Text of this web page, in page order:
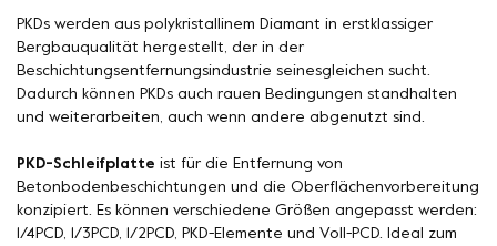
PKDs werden aus polykristallinem Diamant in erstklassiger
Bergbauqualität hergestellt, der in der
Beschichtungsentfernungsindustrie seinesgleichen sucht.
Dadurch können PKDs auch rauen Bedingungen standhalten
und weiterarbeiten, auch wenn andere abgenutzt sind.
PKD-Schleifplatte ist für die Entfernung von
Betonbodenbeschichtungen und die Oberflächenvorbereitung
konzipiert. Es können verschiedene Größen angepasst werden:
1/4PCD, 1/3PCD, 1/2PCD, PKD-Elemente und Voll-PCD. Ideal zum